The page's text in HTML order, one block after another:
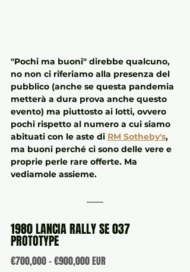
"Pochi ma buoni" direbbe qualcuno,
no non ci riferiamo alla presenza del
pubblico (anche se questa pandemia
metterà a dura prova anche questo
evento) ma piuttosto ai lotti, ovvero
pochi rispetto al numero a cui siamo
abituati con le aste di RM Sotheby's,
ma buoni perché ci sono delle vere e
proprie perle rare offerte. Ma
vediamole assieme.
1980 LANCIA RALLY SE 037
PROTOTYPE
€700,000 - €900,000 EUR